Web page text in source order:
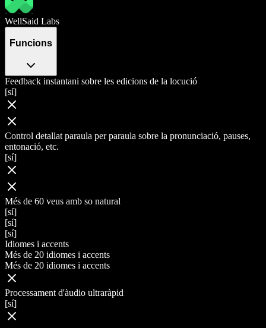
WellSaid Labs
Funcions
Feedback instantani sobre les edicions de la locució
[sí]
Control detallat paraula per paraula sobre la pronunciació, pauses,
entonació, etc.
[sí]
Més de 60 veus amb so natural
[sí]
[sí]
[sí]
Idiomes i accents
Més de 20 idiomes i accents
Més de 20 idiomes i accents
Processament d'àudio ultraràpid
[sí]